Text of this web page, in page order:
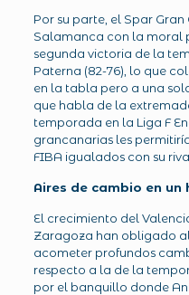
Por su parte, el Spar
Salamanca con la moral
segunda victoria de la
Paterna (82-76), lo que
en la tabla pero a una
que habla de la
temporada en la Liga F
grancanarias les
FIBA igualados con su
Aires de cambio en un
El crecimiento del
Zaragoza han obligado
acometer profundos
respecto a la de la
por el banquillo donde